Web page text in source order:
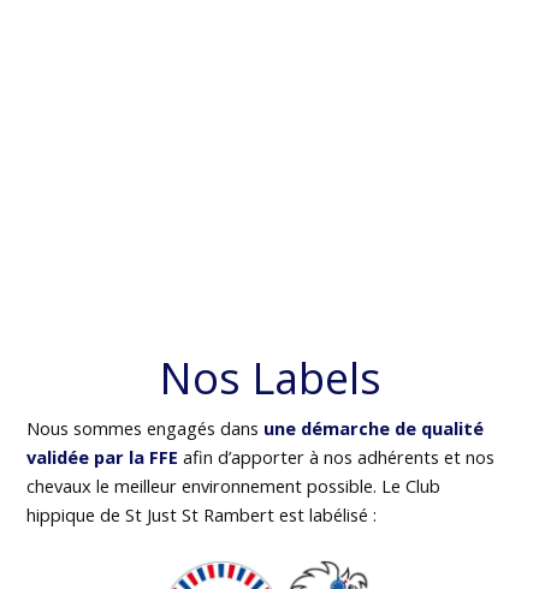
Nos Labels
Nous sommes engagés dans une démarche de qualité
validée par la FFE afin d’apporter à nos adhérents et nos
chevaux le meilleur environnement possible. Le Club
hippique de St Just St Rambert est labélisé :